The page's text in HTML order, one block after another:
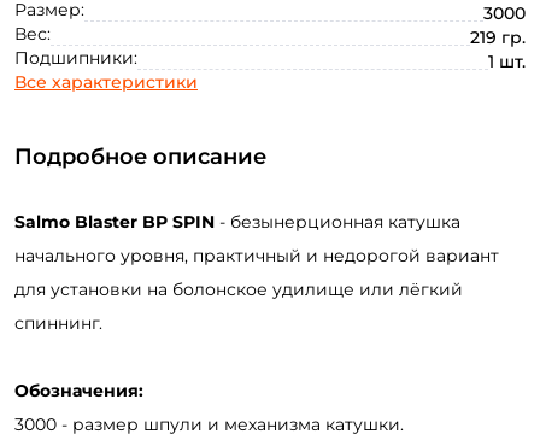
Размер:
3000
Вес:
219 гр.
Подшипники:
1 шт.
Все характеристики
Подробное описание
Salmo Blaster BP SPIN - безынерционная катушка
начального уровня, практичный и недорогой вариант
для установки на болонское удилище или лёгкий
спиннинг.
Обозначения:
3000 - размер шпули и механизма катушки.